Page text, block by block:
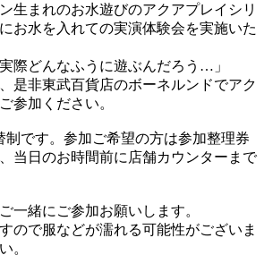
生まれのお水遊びのアクアプレイシリ
お水を入れての実演体験会を実施いた
際どんなふうに遊ぶんだろう…」
是非東武百貨店のボーネルンドでアク
参加ください。
です。参加ご希望の方は参加整理券
当日のお時間前に店舗カウンターまで
一緒にご参加お願いします。
ので服などが濡れる可能性がございま
。